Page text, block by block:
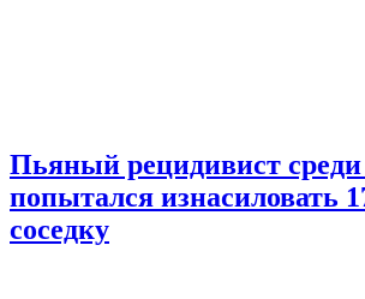
Пьяный рецидивист
попытался изнасиловать
соседку